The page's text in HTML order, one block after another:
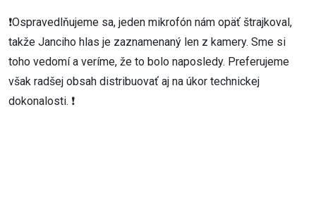
❗Ospravedlňujeme sa, jeden mikrofón nám opäť štrajkoval,
takže Janciho hlas je zaznamenaný len z kamery. Sme si
toho vedomí a veríme, že to bolo naposledy. Preferujeme
však radšej obsah distribuovať aj na úkor technickej
dokonalosti. ❗